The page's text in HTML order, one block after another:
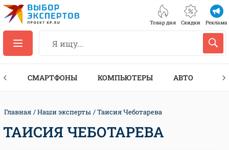
Товар дня Скидки Реклама
СМАРТФОНЫ КОМПЬЮТЕРЫ АВТО
Главная Наши эксперты Таисия Чеботарева
ТАИСИЯ ЧЕБОТАРЕВА